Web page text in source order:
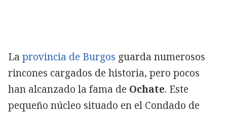
La provincia de Burgos guarda numerosos
rincones cargados de historia, pero pocos
han alcanzado la fama de Ochate. Este
pequeño núcleo situado en el Condado de